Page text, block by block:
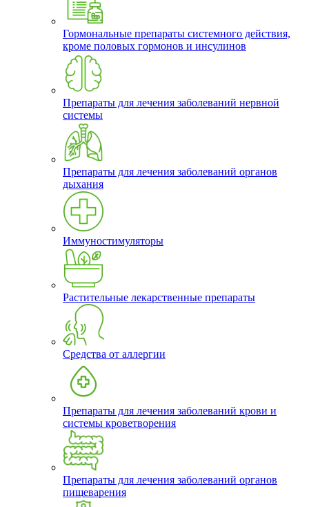
Гормональные препараты системного действия,
кроме половых гормонов и инсулинов
Препараты для лечения заболеваний нервной
системы
Препараты для лечения заболеваний органов
дыхания
Иммуностимуляторы
Растительные лекарственные препараты
Средства от аллергии
Препараты для лечения заболеваний крови и
системы кроветворения
Препараты для лечения заболеваний органов
пищеварения